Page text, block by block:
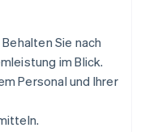
Behalten Sie nach
im Blick.
Personal und Ihrer